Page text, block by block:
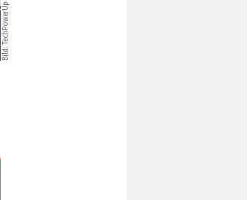
Bild: TechPowerUp